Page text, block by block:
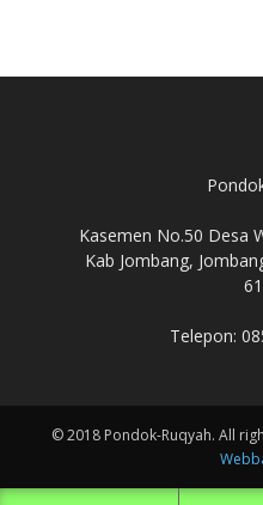
Kasemen No.50 Desa
Kab Jombang,
Telepon:
© 2018 Pondok-Ruqyah. All